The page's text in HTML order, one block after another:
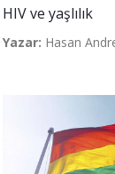
HIV ve yaşlılık
Yazar: Hasan